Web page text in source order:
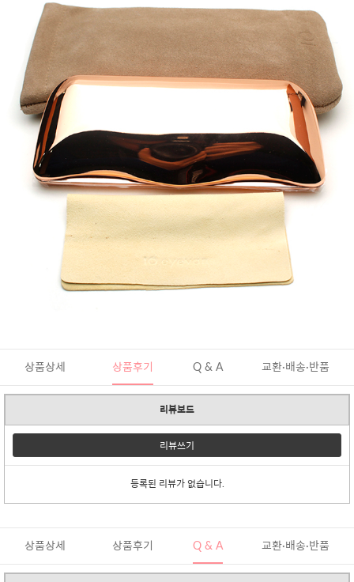
상품상세 상품후기 Q & A 교환·배송·반품
리뷰보드
리뷰쓰기
등록된 리뷰가 없습니다.
상품상세 상품후기 Q & A 교환·배송·반품